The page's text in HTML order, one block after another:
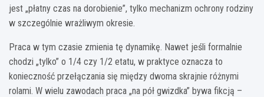
jest „płatny czas na dorobienie”, tylko mechanizm ochrony rodziny
w szczególnie wrażliwym okresie.
Praca w tym czasie zmienia tę dynamikę. Nawet jeśli formalnie
chodzi „tylko” o 1/4 czy 1/2 etatu, w praktyce oznacza to
konieczność przełączania się między dwoma skrajnie różnymi
rolami. W wielu zawodach praca „na pół gwizdka” bywa fikcją –